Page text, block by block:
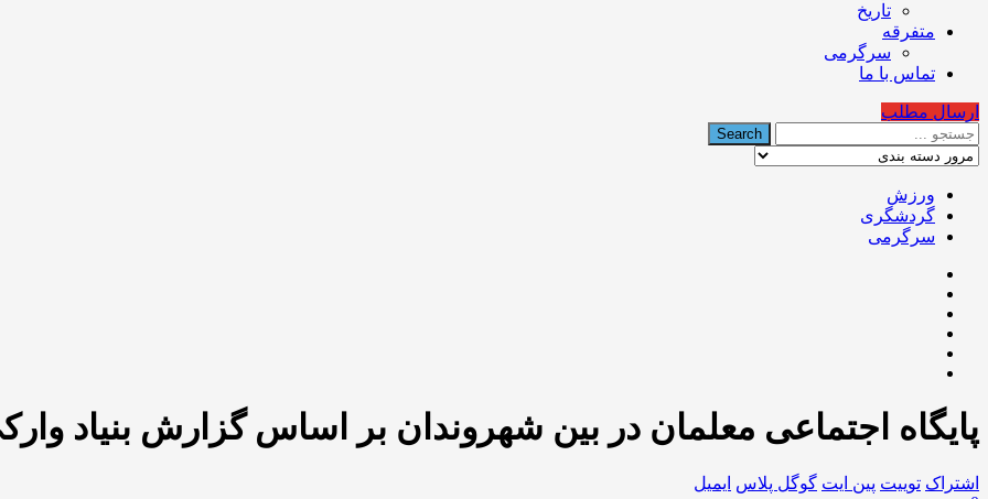
تاریخ
متفرقه
سرگرمی
تماس با ما
ارسال مطلب
ورزش
گردشگری
سرگرمی
پایگاه اجتماعی معلمان در بین شهروندان بر اساس گزارش بنیاد
اشتراک توییت پین ایت گوگل‌ پلاس ایمیل